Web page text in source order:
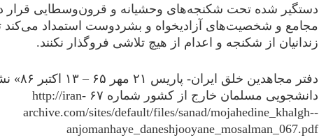
دستگیر شده تحت شکنجه‌های وحشیانه و قرون‌وسطایی قرار
مجامع و شخصیت‌های آزادیخواه و بشردوست استمداد می‌کند
زندانیان از شکنجه و اعدام از هیچ تلاشی فروگذار نکنند.
دفتر
دانشجویی مسلمان خارج از کشور شماره ۶۷
http://iran-
archive.com/sites/default/files/sanad/mojahedine_khalgh--
anjomanhaye_daneshjooyane_mosalman_067.pdf